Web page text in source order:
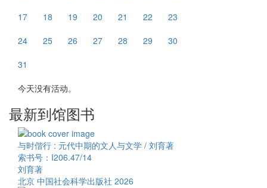
17
18 19 20 21 22
23
24
25 26 27 28 29
30
31
今天没有活动。
最新到馆图书
与时偕行 : 元代中期的文人与文学 / 刘育著
索书号：I206.47/14
刘育著
北京 中国社会科学出版社 2026